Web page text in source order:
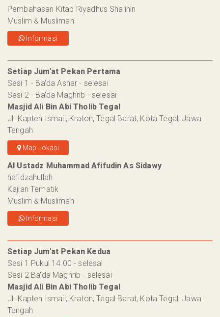
Pembahasan Kitab Riyadhus Shalihin
Muslim & Muslimah
Informasi
Setiap Jum'at Pekan Pertama
Sesi 1 - Ba'da Ashar - selesai
Sesi 2 - Ba'da Maghrib - selesai
Masjid Ali Bin Abi Tholib Tegal
Jl. Kapten Ismail, Kraton, Tegal Barat, Kota Tegal, Jawa
Tengah
Map Lokasi
Al Ustadz Muhammad Afifudin As Sidawy
hafidzahullah
Kajian Tematik
Muslim & Muslimah
Informasi
Setiap Jum'at Pekan Kedua
Sesi 1 Pukul 14.00 - selesai
Sesi 2 Ba'da Maghrib - selesai
Masjid Ali Bin Abi Tholib Tegal
Jl. Kapten Ismail, Kraton, Tegal Barat, Kota Tegal, Jawa
Tengah